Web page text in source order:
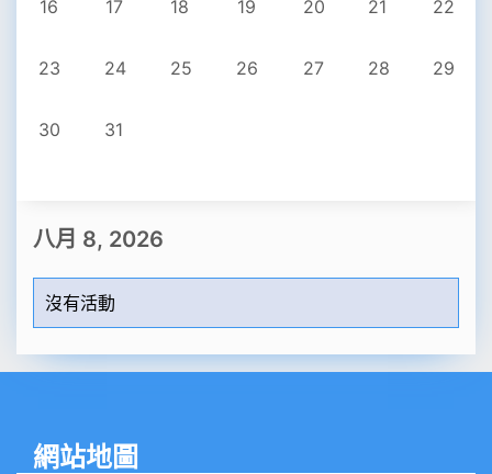
六月
七月
八月
十月
十一月
16 17 18 19 20 21 22
23 24 25 26 27 28 29
30 31
八月 8, 2026
沒有活動
網站地圖